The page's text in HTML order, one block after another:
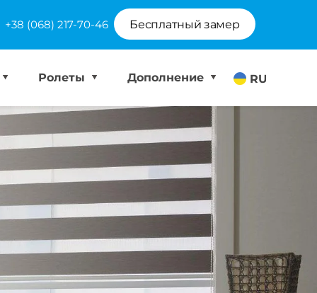
+38 (068) 217-70-46 Бесплатный замер
RU
Ролеты Дополнение